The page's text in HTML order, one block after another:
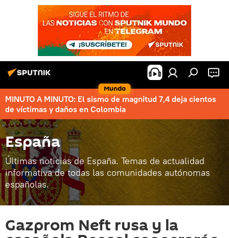
Mundo
MINUTO A MINUTO: El sismo de magnitud 7,4 deja cientos
de víctimas y daños en Colombia
España
Últimas noticias de España. Temas de actualidad
informativa de todas las comunidades autónomas
españolas.
Gazprom Neft rusa y la